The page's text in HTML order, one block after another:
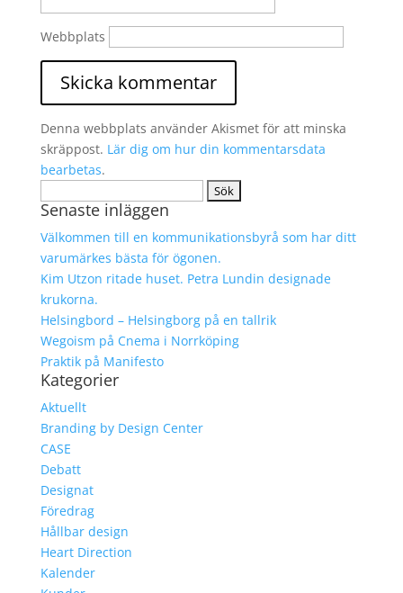
Webbplats
Denna webbplats använder Akismet för att minska
skräppost. Lär dig om hur din kommentarsdata
bearbetas.
efter:
Senaste inläggen
Välkommen till en kommunikationsbyrå som har ditt
varumärkes bästa för ögonen.
Kim Utzon ritade huset. Petra Lundin designade
krukorna.
Helsingbord – Helsingborg på en tallrik
Wegoism på Cnema i Norrköping
Praktik på Manifesto
Kategorier
Aktuellt
Branding by Design Center
CASE
Debatt
Designat
Föredrag
Hållbar design
Heart Direction
Kalender